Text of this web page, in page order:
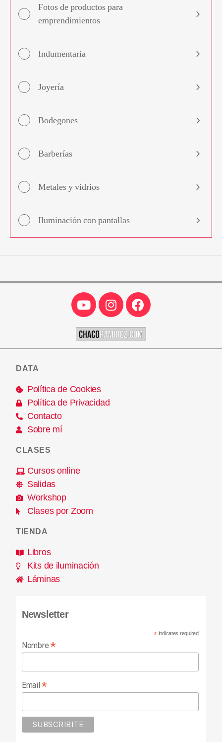
Fotos de productos para
emprendimientos
Indumentaria
Joyería
Bodegones
Barberías
Metales y vidrios
Iluminación con pantallas
DATA
Política de Cookies
Política de Privacidad
Contacto
Sobre mí
CLASES
Cursos online
Salidas
Workshop
Clases por Zoom
TIENDA
Libros
Kits de iluminación
Láminas
Newsletter
*indicates required
Nombre *
Email*